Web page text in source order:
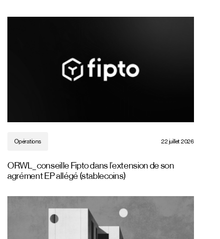
Opérations 22 juillet 2026
ORWL_ conseille Fipto dans l’extension de son
agrément EP allégé (stablecoins)